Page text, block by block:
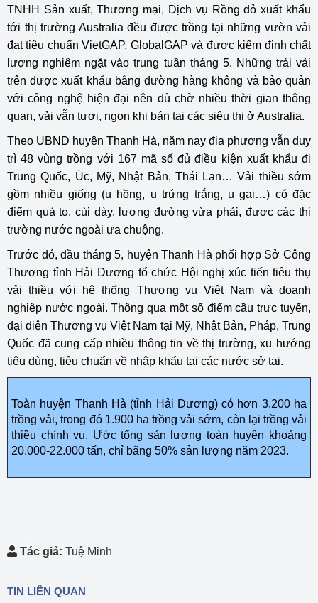
TNHH Sản xuất, Thương mại, Dịch vụ Rồng đỏ xuất khẩu
tới thị trường Australia đều được trồng tại những vườn vải
đạt tiêu chuẩn VietGAP, GlobalGAP và được kiểm định chất
lượng nghiêm ngặt vào trung tuần tháng 5. Những trái vải
trên được xuất khẩu bằng đường hàng không và bảo quản
với công nghệ hiện đại nên dù chờ nhiều thời gian thông
quan, vải vẫn tươi, ngon khi bán tại các siêu thị ở Australia.
Theo UBND huyện Thanh Hà, năm nay địa phương vẫn duy
trì 48 vùng trồng với 167 mã số đủ điều kiện xuất khẩu đi
Trung Quốc, Úc, Mỹ, Nhật Bản, Thái Lan… Vải thiều sớm
gồm nhiều giống (u hồng, u trứng trắng, u gai…) có đặc
điểm quả to, cùi dày, lượng đường vừa phải, được các thị
trường nước ngoài ưa chuộng.
Trước đó, đầu tháng 5, huyện Thanh Hà phối hợp Sở Công
Thương tỉnh Hải Dương tổ chức Hội nghị xúc tiến tiêu thụ
vải thiều với hệ thống Thương vụ Việt Nam và doanh
nghiệp nước ngoài. Thông qua một số điểm cầu trực tuyến,
đại diện Thương vụ Việt Nam tại Mỹ, Nhật Bản, Pháp, Trung
Quốc đã cung cấp nhiều thông tin về thị trường, xu hướng
tiêu dùng, tiêu chuẩn về nhập khẩu tại các nước sở tại.
Toàn huyện Thanh Hà (tỉnh Hải Dương) có hơn 3.200 ha
trồng vải, trong đó 1.900 ha trồng vải sớm, còn lại trồng vải
thiều chính vụ. Ước tổng sản lượng toàn huyện khoảng
20.000-22.000 tấn, chỉ bằng 50% sản lượng năm 2023.
Tác giả: Tuệ Minh
TIN LIÊN QUAN